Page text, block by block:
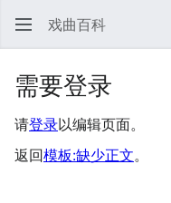
戏曲百科
需要登录
请登录以编辑页面。
返回模板:缺少正文。